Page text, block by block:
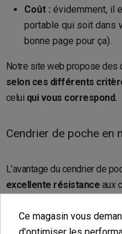
Coût : évidemment, il
portable qui soit dans
bonne page pour ça).
Notre site web propose des
selon ces différents
celui qui vous correspond.
Cendrier de poche en
L’avantage du cendrier de
excellente résistance aux
en profiter pendant des
ajoutera à cela qu’il s’agit
Ce magasin vous